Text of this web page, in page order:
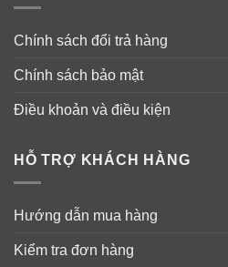
Chính sách đổi trả hàng
Chính sách bảo mật
Điều khoản và điều kiện
HỖ TRỢ KHÁCH HÀNG
Hướng dẫn mua hàng
Kiểm tra đơn hàng